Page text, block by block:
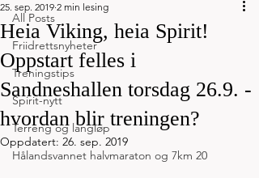
All Posts
Friidrettsnyheter
Treningstips
Spirit-nytt
Terreng og langløp
Hålandsvannet halvmaraton og 7km 20
Heia Viking, heia Spirit!
Oppstart felles i
Sandneshallen torsdag 26.9. -
hvordan blir treningen?
25. sep. 2019 2 min lesing
Oppdatert: 26. sep. 2019